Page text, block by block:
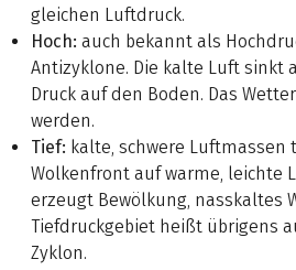
gleichen Luftdruck.
Hoch: auch bekannt als
Antizyklone. Die kalte Luft sinkt
Druck auf den Boden. Das
werden.
Tief: kalte, schwere Luftmassen
Wolkenfront auf warme, leichte
erzeugt Bewölkung, nasskaltes
Tiefdruckgebiet heißt übrigens
Zyklon.